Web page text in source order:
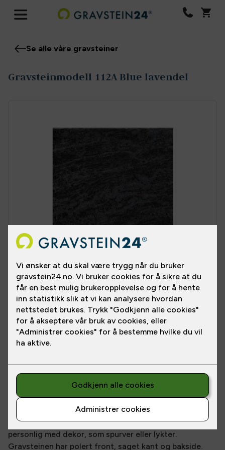
Se alle våre gravsteiner
Gravsteinmodell 112A Blue lavendel
Se gravsteinen i en annen steintype
En tidløs gravstein med en klassisk, enkel utforming.
Den rektangulære formen lar deg gjøre den mer
personlig med dekor, som spurver eller lykter.
Gravsteinen har polert front, saget kant og bakside.